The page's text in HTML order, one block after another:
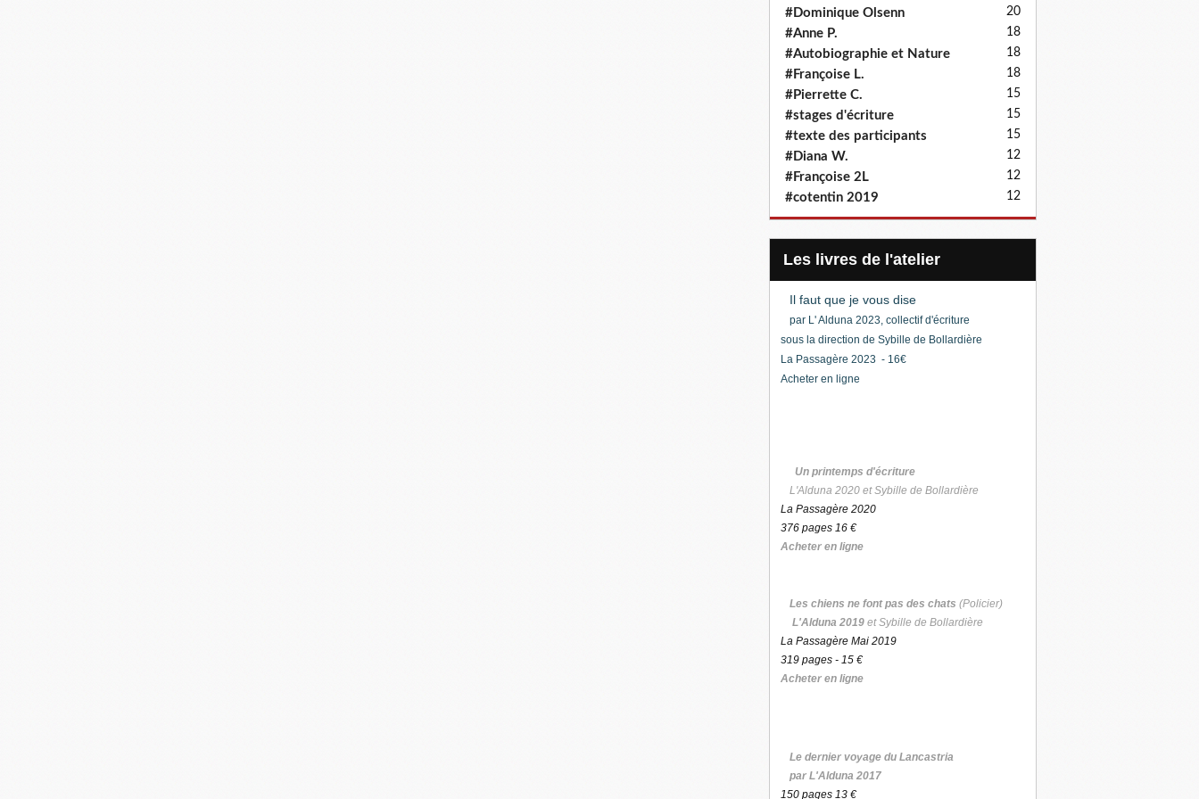
#Dominique Olsenn 20
#Anne P. 18
#Autobiographie et Nature 18
#Françoise L. 18
#Pierrette C. 15
#stages d'écriture 15
#texte des participants 15
#Diana W. 12
#Françoise 2L 12
#cotentin 2019 12
Les livres de l'atelier
Il faut que je vous dise
par L' Alduna 2023, collectif d'écriture
sous la direction de Sybille de Bollardière
La Passagère 2023 - 16€
Acheter en ligne
Un printemps d'écriture
L'Alduna 2020 et Sybille de Bollardière
La Passagère 2020
376 pages 16 €
Acheter en ligne
Les chiens ne font pas des chats (Policier)
L'Alduna 2019 et Sybille de Bollardière
La Passagère Mai 2019
319 pages - 15 €
Acheter en ligne
Le dernier voyage du Lancastria
par L'Alduna 2017
150 pages 13 €